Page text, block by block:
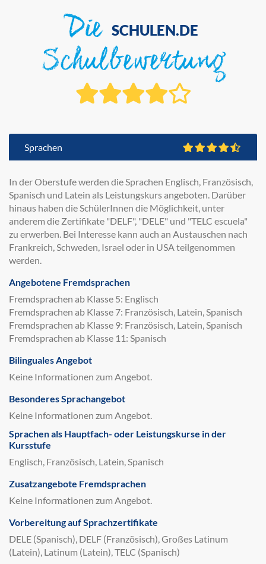
Die SCHULEN.DE
Schulbewertung
Sprachen
In der Oberstufe werden die Sprachen Englisch, Französisch,
Spanisch und Latein als Leistungskurs angeboten. Darüber
hinaus haben die SchülerInnen die Möglichkeit, unter
anderem die Zertifikate "DELF", "DELE" und "TELC escuela"
zu erwerben. Bei Interesse kann auch an Austauschen nach
Frankreich, Schweden, Israel oder in USA teilgenommen
werden.
Angebotene Fremdsprachen
Fremdsprachen ab Klasse 5: Englisch
Fremdsprachen ab Klasse 7: Französisch, Latein, Spanisch
Fremdsprachen ab Klasse 9: Französisch, Latein, Spanisch
Fremdsprachen ab Klasse 11: Spanisch
Bilinguales Angebot
Keine Informationen zum Angebot.
Besonderes Sprachangebot
Keine Informationen zum Angebot.
Sprachen als Hauptfach- oder Leistungskurse in der
Kursstufe
Englisch, Französisch, Latein, Spanisch
Zusatzangebote Fremdsprachen
Keine Informationen zum Angebot.
Vorbereitung auf Sprachzertifikate
DELE (Spanisch), DELF (Französisch), Großes Latinum
(Latein), Latinum (Latein), TELC (Spanisch)